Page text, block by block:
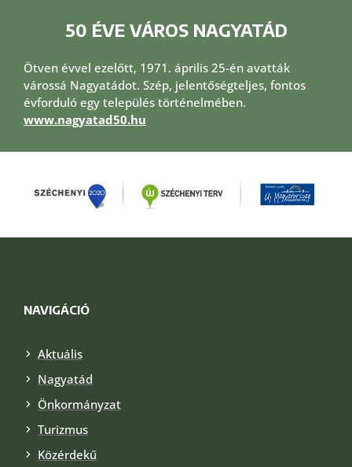
50 ÉVE VÁROS NAGYATÁD
Ötven évvel ezelőtt, 1971. április 25-én avatták
várossá Nagyatádot. Szép, jelentőségteljes, fontos
évforduló egy település történelmében.
www.nagyatad50.hu
NAVIGÁCIÓ
Aktuális
Nagyatád
Önkormányzat
Turizmus
Közérdekű